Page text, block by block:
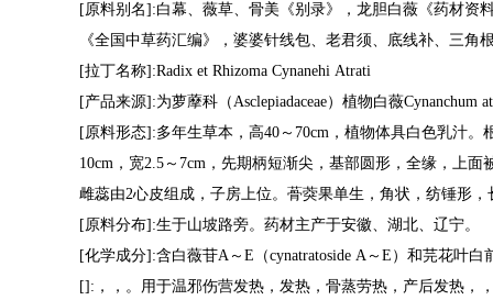
[原料别名]:白幕、薇草、骨美《别录》，龙胆白薇《药材资
《全国中草药汇编》，婆婆针线包、老君须、底线补、三角
[拉丁名称]:Radix et Rhizoma Cynanehi Atrati
[产品来源]:为萝藦科（Asclepiadaceae）植物白薇Cynanchum
[原料形态]:多年生草本，高40 ～ 70cm ，植物体具白色乳汁
10cm ，宽2.5 ～ 7cm ，先期柄短渐尖，基部圆形，全缘，上
雌蕊由2心皮组成，子房上位。蓇葖果单生，角状，纺锤形，
[原料分布]:生于山坡路旁。药材主产于安徽、湖北、辽宁。
[化学成分]:含白薇苷A ～ E （cynatratoside A ～ E ）和芫花叶白
[]: ，，。用于温邪伤营发热，发热，骨蒸劳热，产后发热，